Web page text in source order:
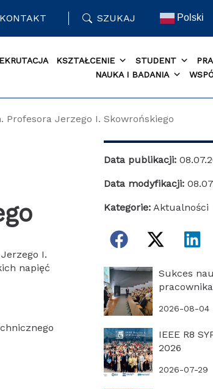
KONTAKT SZUKAJ Polski
KSZTAŁCENIE STUDENT
NAUKA I BADANIA
Profesora Jerzego I. Skowrońskiego
I.
napięć
Data publikacji:
Data modyfikacji:
Kategorie: Aktualności
Sukces
2026-08-04
IEEE R8
2026
2026-07-29